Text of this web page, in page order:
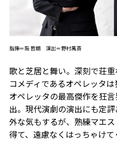
指揮＝阪 哲朗 演出＝野村萬斎
歌と芝居と舞い。深刻で荘
コメディであるオペレッタは
オペレッタの最高傑作を狂
出。現代演劇の演出にも定
外な気もするが、熟練マエ
得て、遠慮なくはっちゃけて